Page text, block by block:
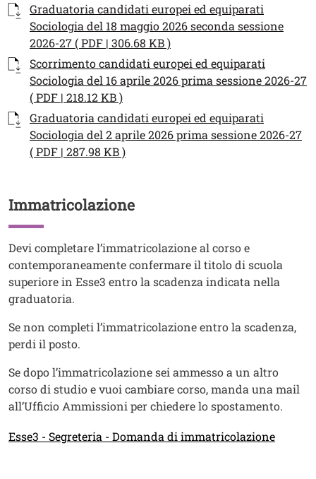
Documenti
Documento
Graduatoria candidati europei ed equiparati
Sociologia del 18 maggio 2026 seconda sessione
2026-27 ( PDF | 306.68 KB )
Documento
Scorrimento candidati europei ed equiparati
Sociologia del 16 aprile 2026 prima sessione 2026-27
( PDF | 218.12 KB )
Documento
Graduatoria candidati europei ed equiparati
Sociologia del 2 aprile 2026 prima sessione 2026-27
( PDF | 287.98 KB )
Titolo
Immatricolazione
Testo
Devi completare l’immatricolazione al corso e
contemporaneamente confermare il titolo di scuola
superiore in Esse3 entro la scadenza indicata nella
graduatoria.
Se non completi l’immatricolazione entro la scadenza,
perdi il posto.
Se dopo l’immatricolazione sei ammesso a un altro
corso di studio e vuoi cambiare corso, manda una mail
all’Ufficio Ammissioni per chiedere lo spostamento.
Esse3 - Segreteria - Domanda di immatricolazione